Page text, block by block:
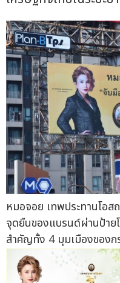
หมอจอย เทพประทานโอ
จุดยืนของแบรนด์ผ่านป้า
สำคัญทั้ง 4 มุมเมืองของก